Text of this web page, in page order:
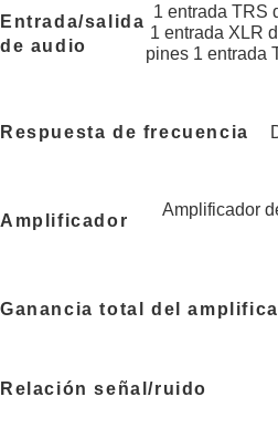
Entrada/salida
de audio
1 entrada TRS
1 entrada XLR
pines 1 entrada
Respuesta de frecuencia
Amplificador
Amplificador
Ganancia total del
Relación señal/ruido